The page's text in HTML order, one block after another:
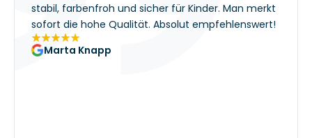
stabil, farbenfroh und sicher für Kinder. Man merkt
sofort die hohe Qualität. Absolut empfehlenswert!
Marta Knapp